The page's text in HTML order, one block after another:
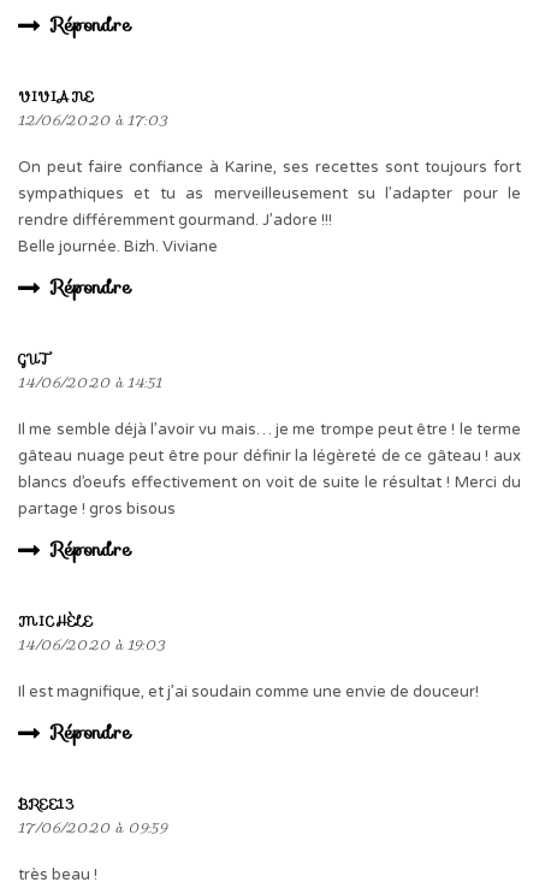
Répondre
VIVIANE
12/06/2020 à 17:03
On peut faire confiance à Karine, ses recettes sont toujours fort
sympathiques et tu as merveilleusement su l’adapter pour le
rendre différemment gourmand. J’adore !!!
Belle journée. Bizh. Viviane
Répondre
GUT
14/06/2020 à 14:51
Il me semble déjà l’avoir vu mais… je me trompe peut être ! le terme
gâteau nuage peut être pour définir la légèreté de ce gâteau ! aux
blancs d’oeufs effectivement on voit de suite le résultat ! Merci du
partage ! gros bisous
Répondre
MICHÈLE
14/06/2020 à 19:03
Il est magnifique, et j’ai soudain comme une envie de douceur!
Répondre
BREE13
17/06/2020 à 09:59
très beau !